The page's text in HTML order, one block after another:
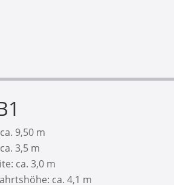
9,50 m
3,5 m
ca. 3,0 m
ca. 4,1 m